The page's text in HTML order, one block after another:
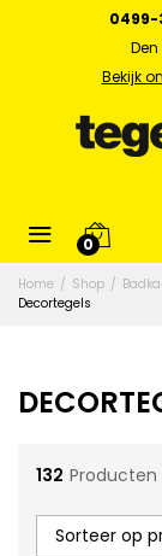
0499-
Bekijk
0
Home / Shop /
Decortegels
132
Sorteer op